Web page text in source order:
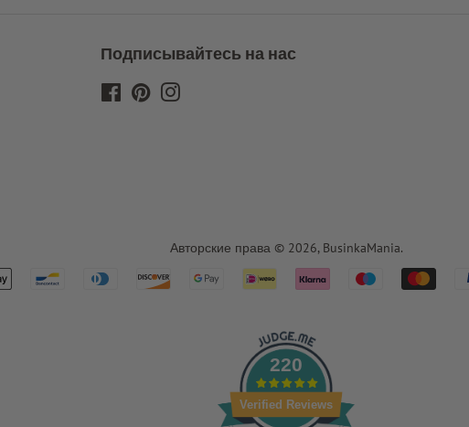
Подписывайтесь на нас
Facebook
PinterestInstagram
Авторские права © 2026, BusinkaMania.
Payment
220
Verified Reviews